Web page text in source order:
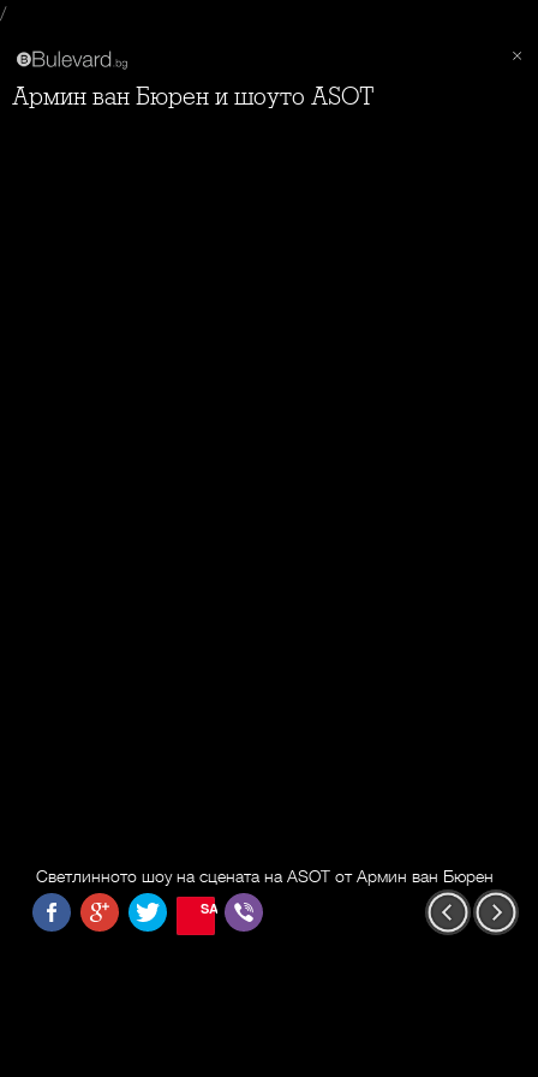
/
Армин ван Бюрен и шоуто ASOT
Светлинното шоу на сцената на ASOT от Армин ван Бюрен
SAVE